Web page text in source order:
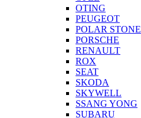
OTING
PEUGEOT
POLAR STONE
PORSCHE
RENAULT
ROX
SEAT
SKODA
SKYWELL
SSANG YONG
SUBARU